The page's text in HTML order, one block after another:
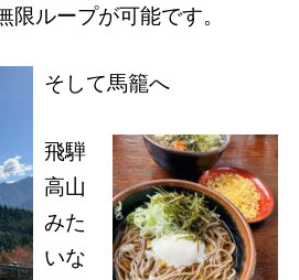
限ループが可能です。
そして馬籠へ
飛騨
高山
みた
いな